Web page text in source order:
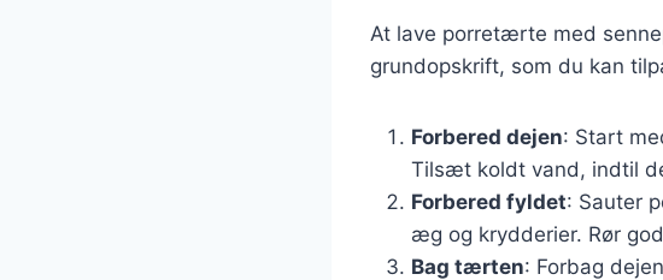
At lave porretærte med
grundopskrift, som du kan
Forbered dejen: Start
Tilsæt koldt vand, indtil
Forbered fyldet: Sauter
æg og krydderier. Rør
Bag tærten: Forbag